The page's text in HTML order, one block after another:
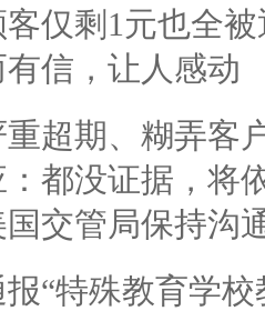
仅剩1元也全
信，让人感动
超期、糊弄客
都没证据，将
国交管局保持沟
“特殊教育学